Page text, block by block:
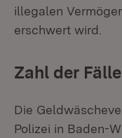
illegalen
erschwert wird.
Zahl der
Die
Polizei in Baden-